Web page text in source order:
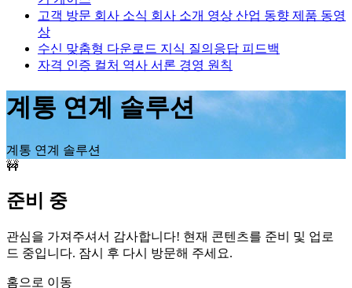
고객 방문 회사 소식 회사 소개 영상 산업 동향 제품 동영
상
수신 맞춤형 다운로드 지식 질의응답 피드백
자격 인증 컬처 역사 서론 경영 원칙
계통 연계 솔루션
계통 연계 솔루션
🚧
준비 중
관심을 가져주셔서 감사합니다! 현재 콘텐츠를 준비 및 업로
드 중입니다. 잠시 후 다시 방문해 주세요.
홈으로 이동